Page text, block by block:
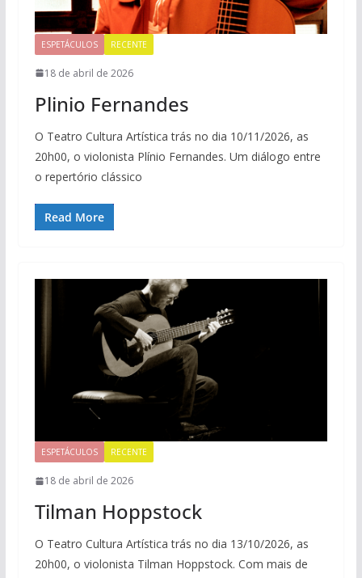
ESPETÁCULOS RECENTE
18 de abril de 2026
Plinio Fernandes
O Teatro Cultura Artística trás no dia 10/11/2026, as
20h00, o violonista Plínio Fernandes. Um diálogo entre
o repertório clássico
Read More
ESPETÁCULOS RECENTE
18 de abril de 2026
Tilman Hoppstock
O Teatro Cultura Artística trás no dia 13/10/2026, as
20h00, o violonista Tilman Hoppstock. Com mais de